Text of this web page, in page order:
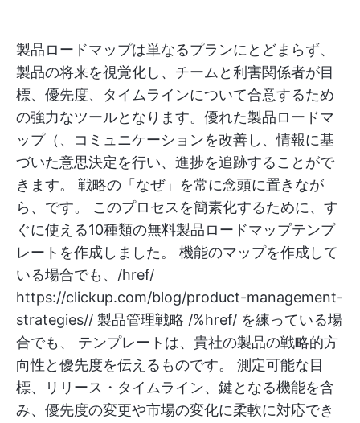
製品ロードマップは単なるプランにとどまらず、
製品の将来を視覚化し、チームと利害関係者が目
標、優先度、タイムラインについて合意するため
の強力なツールとなります。優れた製品ロードマ
ップ（ 、コミュニケーションを改善し、情報に基
づいた意思決定を行い、進捗を追跡することがで
きます。 戦略の「なぜ」を常に念頭に置きなが
ら、です。 このプロセスを簡素化するために、す
ぐに使える10種類の無料製品ロードマップテンプ
レートを作成しました。 機能のマップを作成して
いる場合でも、/href/
https://clickup.com/blog/product-management-
strategies// 製品管理戦略 /%href/ を練っている場
合でも、
テンプレートは、貴社の製品の戦略的方
向性と優先度を伝えるものです。 測定可能な目
標、リリース・タイムライン、鍵となる機能を含
み、優先度の変更や市場の変化に柔軟に対応でき